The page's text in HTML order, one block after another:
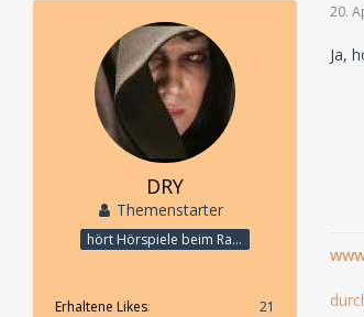
DRY
Themenstarter
hört Hörspiele beim Rasenmähen
Erhaltene Likes
21
20.
Ja,